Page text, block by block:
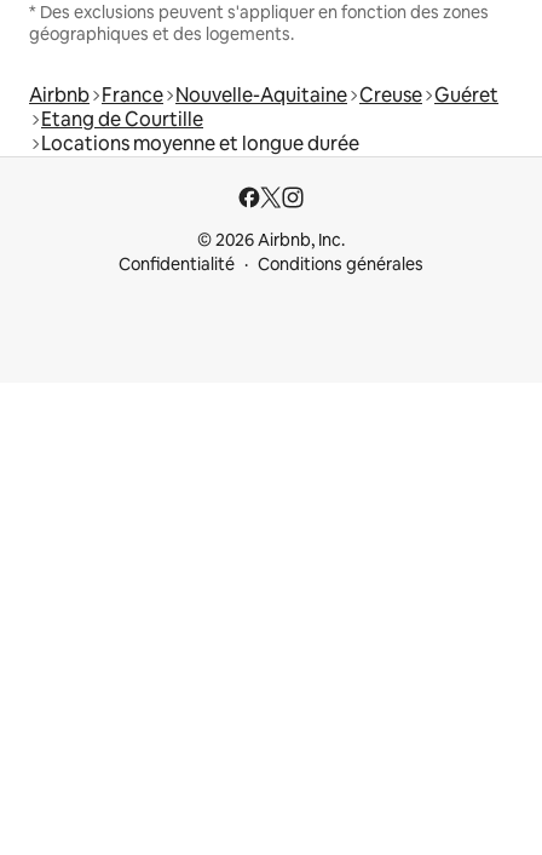
* Des exclusions peuvent s'appliquer en fonction des zones
géographiques et des logements.
Airbnb France Nouvelle-Aquitaine Creuse Guéret
Etang de Courtille
Locations moyenne et longue durée
© 2026 Airbnb, Inc.
Confidentialité
Conditions générales